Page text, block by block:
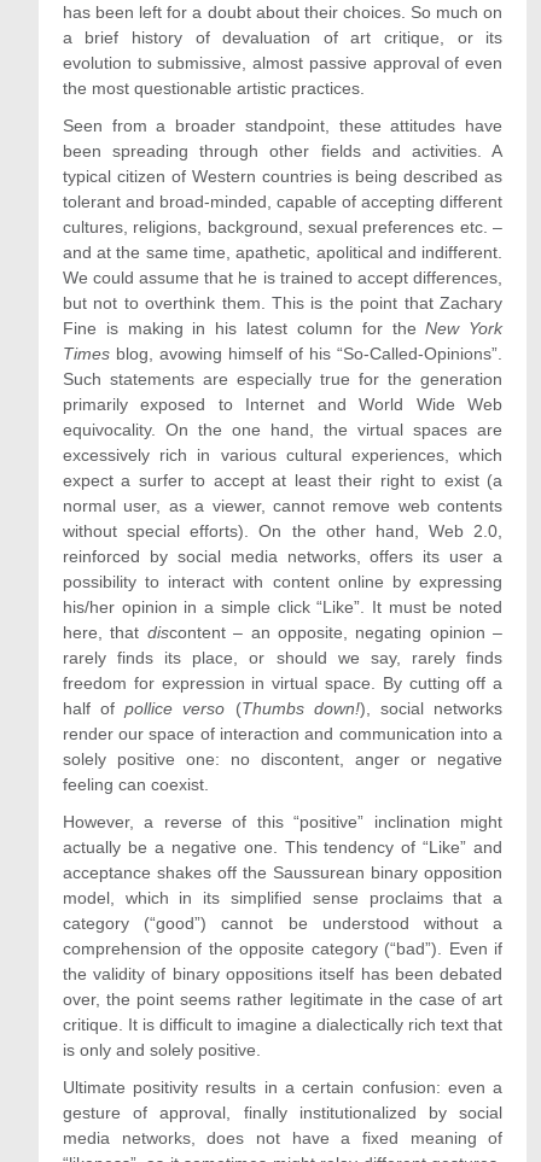
has been left for a doubt about their choices. So much on
a brief history of devaluation of art critique, or its
evolution to submissive, almost passive approval of even
the most questionable artistic practices.
Seen from a broader standpoint, these attitudes have
been spreading through other fields and activities. A
typical citizen of Western countries is being described as
tolerant and broad-minded, capable of accepting different
cultures, religions, background, sexual preferences etc. –
and at the same time, apathetic, apolitical and indifferent.
We could assume that he is trained to accept differences,
but not to overthink them. This is the point that Zachary
Fine is making in his latest column for theNew York
Timesblog, avowing himself of his “So-Called-Opinions”.
Such statements are especially true for the generation
primarily exposed to Internet and World Wide Web
equivocality. On the one hand, the virtual spaces are
excessively rich in various cultural experiences, which
expect a surfer to accept at least their right to exist (a
normal user, as a viewer, cannot remove web contents
without special efforts). On the other hand, Web 2.0,
reinforced by social media networks, offers its user a
possibility to interact with content online by expressing
his/her opinion in a simple click “Like”. It must be noted
here, that discontent – an opposite, negating opinion –
rarely finds its place, or should we say, rarely finds
freedom for expression in virtual space. By cutting off a
half ofpollice verso (Thumbs down!), social networks
render our space of interaction and communication into a
solely positive one: no discontent, anger or negative
feeling can coexist.
However, a reverse of this “positive” inclination might
actually be a negative one. This tendency of “Like” and
acceptance shakes off the Saussurean binary opposition
model, which in its simplified sense proclaims that a
category (“good”) cannot be understood without a
comprehension of the opposite category (“bad”). Even if
the validity of binary oppositions itself has been debated
over, the point seems rather legitimate in the case of art
critique. It is difficult to imagine a dialectically rich text that
is only and solely positive.
Ultimate positivity results in a certain confusion: even a
gesture of approval, finally institutionalized by social
media networks, does not have a fixed meaning of